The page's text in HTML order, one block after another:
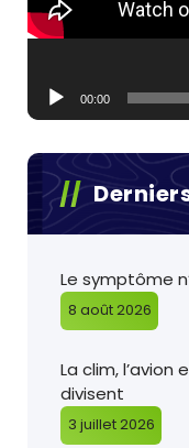
00:00
Le symptôme
8 août 2026
La clim, l’avion
divisent
3 juillet 2026